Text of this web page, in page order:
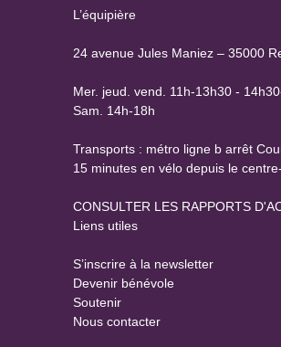
L’équipière
24 avenue Jules Maniez – 35000
Mer. jeud. vend. 11h-13h30 -
Sam. 14h-18h
Transports : métro ligne b arrêt
15 minutes en vélo depuis le
CONSULTER LES RAPPORTS
Liens utiles
S’inscrire à la newsletter
Devenir bénévole
Soutenir
Nous contacter